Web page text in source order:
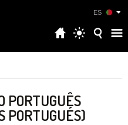
ES
PORTUGUÊS
PORTUGUÉS)